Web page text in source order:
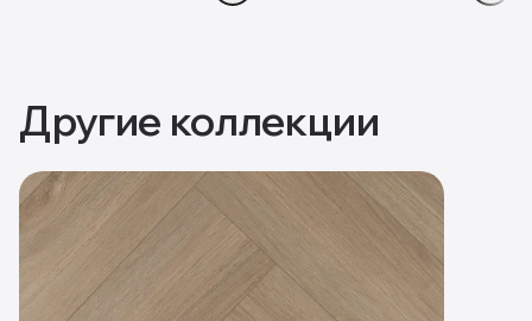
Другие коллекции